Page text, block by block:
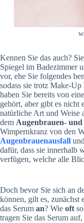
Kennen Sie das auch?
Spiegel im Badezimmer
vor, ehe Sie folgendes
sodass sie trotz Make-
haben Sie bereits von
gehört, aber gibt es
natürliche Art und Weise
dem Augenbrauen-
Wimpernkranz von den
Augenbrauenausfall
dafür, dass sie innerhalb
verfügen, welche alle
Doch bevor Sie sich an
können, gilt es, zunächst
das Serum an? Wie oft
tragen Sie das Serum